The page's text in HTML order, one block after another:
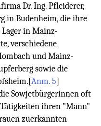
Dr. Ing. Pfleiderer,
in Budenheim, die ihre
in Mainz-
verschiedene
und Mainz-
sowie die
[Anm. 5]
Sowjetbürgerinnen oft
ihren "Mann"
zuerkannten